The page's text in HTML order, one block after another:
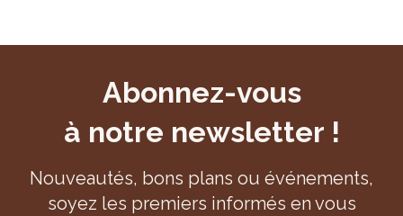
Abonnez-vous
à notre newsletter !
Nouveautés, bons plans ou événements,
soyez les premiers informés en vous